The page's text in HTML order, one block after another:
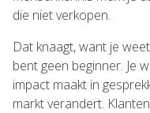
die niet verkopen.
Dat knaagt, want je
bent geen beginner. Je
impact maakt in
markt verandert.